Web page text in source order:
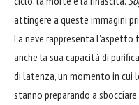
attingere a queste immagini
La neve rappresenta l'aspetto
anche la sua capacità di
di latenza, un momento in cui
stanno preparando a